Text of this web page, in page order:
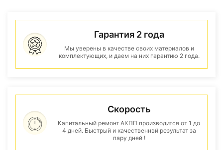
Гарантия 2 года
Мы уверены в качестве своих материалов и
комплектующих, и даем на них гарантию 2 года.
Скорость
Капитальный ремонт АКПП производится от 1 до
4 дней. Быстрый и качественнвй результат за
пару дней !